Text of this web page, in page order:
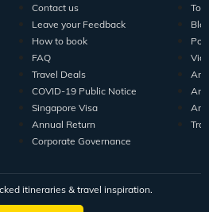
Contact us
Leave your Feedback
How to book
FAQ
Travel Deals
COVID-19 Public Notice
Singapore Visa
Annual Return
Corporate Governance
itineraries & travel inspiration.